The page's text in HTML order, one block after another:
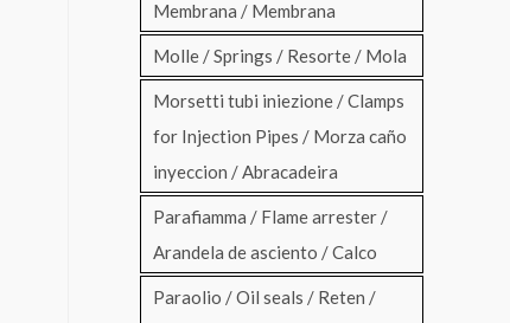
Membrana / Membrana
Molle / Springs / Resorte / Mola
Morsetti tubi iniezione / Clamps
for Injection Pipes / Morza caño
inyeccion / Abracadeira
Parafiamma / Flame arrester /
Arandela de asciento / Calco
Paraolio / Oil seals / Reten /